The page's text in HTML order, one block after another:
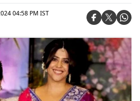
04:58 PM IST